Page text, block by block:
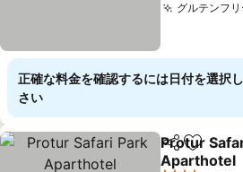
グルテンフ
正確な料金を確認するには日付を選択
さい
シェアお気に
Protur
Aparthotel